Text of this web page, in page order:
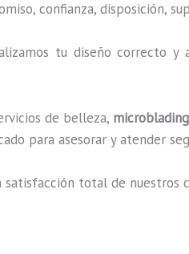
confianza, disposición,
tu diseño correcto
de belleza, microblading
para asesorar y atender
satisfacción total de